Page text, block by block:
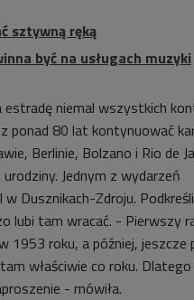
sztywną ręką
być na usługach muzyki
estradę niemal wszystkich
ponad 80 lat kontynuować
Berlinie, Bolzano i Rio de
Jednym z wydarzeń
Dusznikach-Zdroju.
lubi tam wracać. - Pierwszy
1953 roku, a później, jeszcze
właściwie co roku.
- mówiła.